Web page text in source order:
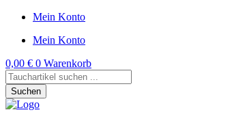
Mein Konto
Mein Konto
0,00 € 0 Warenkorb
Products
search
Suchen